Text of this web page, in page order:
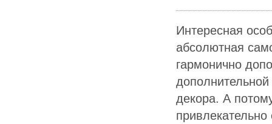
Интересная
абсолютная
гармонично
декора. А